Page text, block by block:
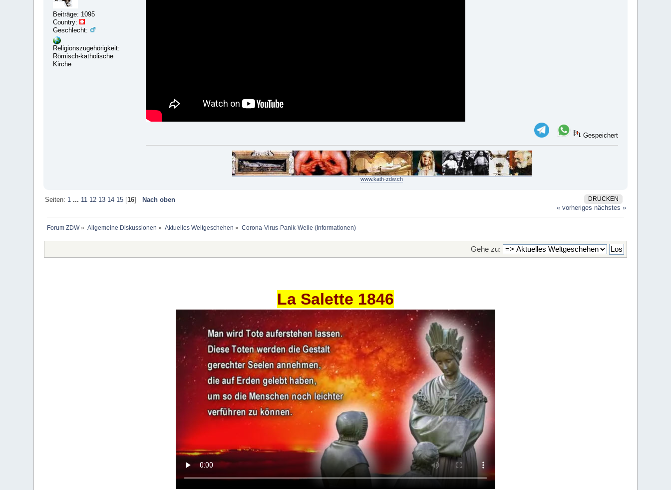
Beiträge: 1095
Country:
Geschlecht:
Religionszugehörigkeit:
Römisch-katholische
Kirche
Gespeichert
www.kath-zdw.ch
DRUCKEN
Seiten: 1 ... 11 12 13 14 15[16] Nach oben
« vorheriges nächstes »
Forum ZDW» Allgemeine Diskussionen » Aktuelles Weltgeschehen » Corona-Virus-Panik-Welle (Informationen)
Gehe zu:
La Salette 1846